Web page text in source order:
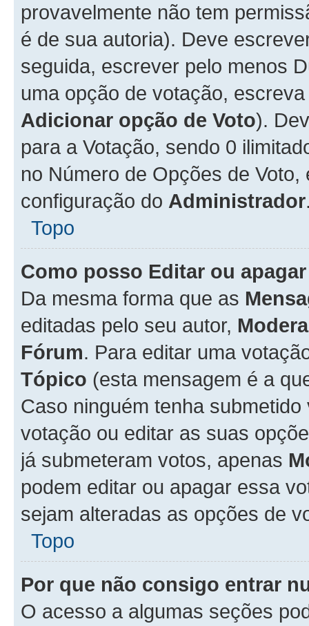
provavelmente não tem
é de sua autoria). Deve
seguida, escrever pelo menos
uma opção de votação,
Adicionar opção de Voto).
para a Votação, sendo 0
no Número de Opções de
configuração do Administrador
Topo
Como posso Editar ou
Da mesma forma que as
editadas pelo seu autor,
Fórum. Para editar uma
Tópico (esta mensagem é a
Caso ninguém tenha
votação ou editar as suas
já submeteram votos, apenas
podem editar ou apagar essa
sejam alteradas as opções de
Topo
Por que não consigo entrar
O acesso a algumas seções